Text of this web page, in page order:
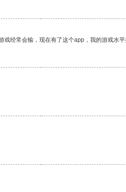
经常会输，现在有了这个app，我的游戏水平